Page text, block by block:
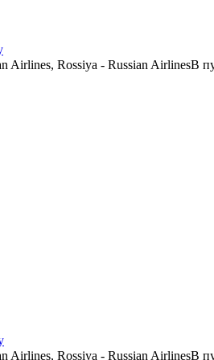
Airlines, Rossiya - Russian AirlinesВ
Airlines, Rossiya - Russian AirlinesВ